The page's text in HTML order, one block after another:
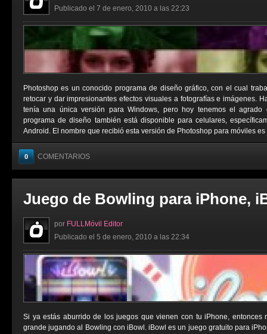
Publicado el 7 de enero, 2010 a las 22:23
Photoshop es un conocido programa de diseño gráfico, con el cual
retocar y dar impresionantes efectos visuales a fotografías e imágenes.
tenía una única versión para Windows, pero hoy tenemos el
programa de diseño también está disponible para celulares,
Android. El nombre que recibió esta versión de Photoshop para móviles es
0 COMENTARIOS
Juego de Bowling para iPhone,
por FULLMóvil Editor
Publicado el 5 de enero, 2010 a las 22:34
Si ya estás aburrido de los juegos que vienen con tu iPhone, entonces
grande jugando al Bowling con iBowl. iBowl es un juego gratuito para